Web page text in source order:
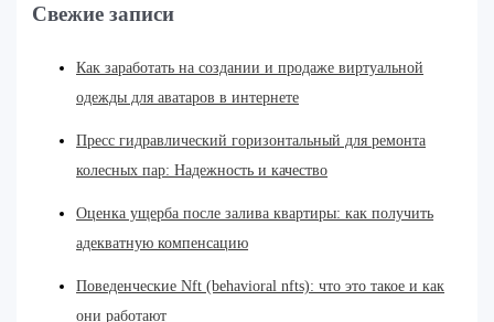
Свежие записи
Как заработать на создании и продаже виртуальной
одежды для аватаров в интернете
Пресс гидравлический горизонтальный для ремонта
колесных пар: Надежность и качество
Оценка ущерба после залива квартиры: как получить
адекватную компенсацию
Поведенческие Nft (behavioral nfts): что это такое и как
они работают